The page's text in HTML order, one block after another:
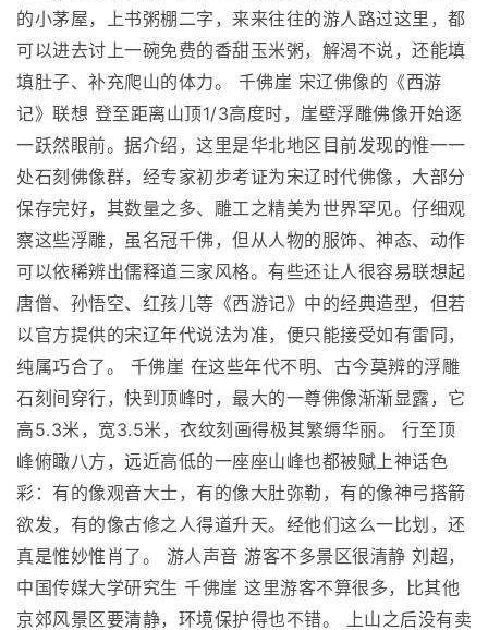
的小茅屋，上书粥棚二字，来来往往的游人路过这里，都
可以进去讨上一碗免费的香甜玉米粥，解渴不说，还能填
填肚子、补充爬山的体力。 千佛崖 宋辽佛像的《西游
记》联想 登至距离山顶1/3高度时，崖壁浮雕佛像开始逐
一跃然眼前。据介绍，这里是华北地区目前发现的惟一一
处石刻佛像群，经专家初步考证为宋辽时代佛像，大部分
保存完好，其数量之多、雕工之精美为世界罕见。仔细观
察这些浮雕，虽名冠千佛，但从人物的服饰、神态、动作
可以依稀辨出儒释道三家风格。有些还让人很容易联想起
唐僧、孙悟空、红孩儿等《西游记》中的经典造型，但若
以官方提供的宋辽年代说法为准，便只能接受如有雷同，
纯属巧合了。 千佛崖 在这些年代不明、古今莫辨的浮雕
石刻间穿行，快到顶峰时，最大的一尊佛像渐渐显露，它
高5.3米，宽3.5米，衣纹刻画得极其繁缛华丽。 行至顶
峰俯瞰八方，远近高低的一座座山峰也都被赋上神话色
彩：有的像观音大士，有的像大肚弥勒，有的像神弓搭箭
欲发，有的像古修之人得道升天。经他们这么一比划，还
真是惟妙惟肖了。 游人声音 游客不多景区很清静 刘超，
中国传媒大学研究生 千佛崖 这里游客不算很多，比其他
京郊风景区要清静，环境保护得也不错。 上山之后没有卖